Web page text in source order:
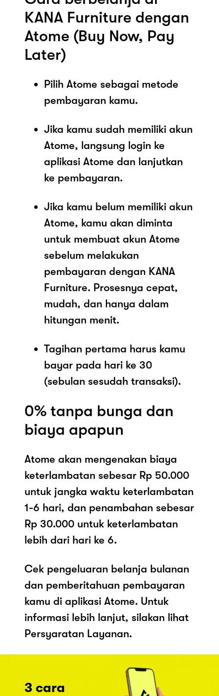
KANA Furniture dengan
Atome (Buy Now, Pay
Later)
Pilih Atome sebagai metode
pembayaran kamu.
Jika kamu sudah memiliki akun
Atome, langsung login ke
aplikasi Atome dan lanjutkan
ke pembayaran.
Jika kamu belum memiliki akun
Atome, kamu akan diminta
untuk membuat akun Atome
sebelum melakukan
pembayaran dengan KANA
Furniture. Prosesnya cepat,
mudah, dan hanya dalam
hitungan menit.
Tagihan pertama harus kamu
bayar pada hari ke 30
(sebulan sesudah transaksi).
0% tanpa bunga dan
biaya apapun
Atome akan mengenakan biaya
keterlambatan sebesar Rp 50.000
untuk jangka waktu keterlambatan
1-6 hari, dan penambahan sebesar
Rp 30.000 untuk keterlambatan
lebih dari hari ke 6.
Cek pengeluaran belanja bulanan
dan pemberitahuan pembayaran
kamu di aplikasi Atome. Untuk
informasi lebih lanjut, silakan lihat
Persyaratan Layanan.
3 cara